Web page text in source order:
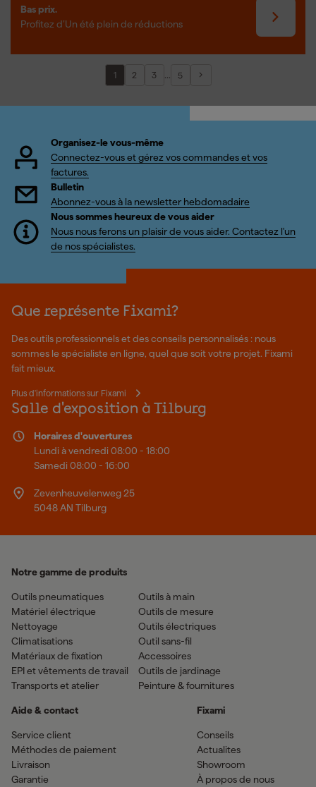
Bas prix.
Profitez d’Un été plein de réductions
1 2 3 ... 5
Organisez-le vous-même
Connectez-vous et gérez vos commandes et vos
factures.
Bulletin
Abonnez-vous à la newsletter hebdomadaire
Nous sommes heureux de vous aider
Nous nous ferons un plaisir de vous aider. Contactez l'un
de nos spécialistes.
Que représente Fixami?
Des outils professionnels et des conseils personnalisés : nous
sommes le spécialiste en ligne, quel que soit votre projet. Fixami
fait mieux.
Plus d'informations sur Fixami
Salle d'exposition à Tilburg
Horaires d'ouvertures
Lundi à vendredi 08:00 - 18:00
Samedi 08:00 - 16:00
Zevenheuvelenweg 25
5048 AN Tilburg
Notre gamme de produits
Outils pneumatiques
Matériel électrique
Nettoyage
Climatisations
Matériaux de fixation
EPI et vêtements de travail
Transports et atelier
Outils à main
Outils de mesure
Outils électriques
Outil sans-fil
Accessoires
Outils de jardinage
Peinture & fournitures
Aide & contact
Service client
Méthodes de paiement
Livraison
Garantie
Fixami
Conseils
Actualites
Showroom
À propos de nous